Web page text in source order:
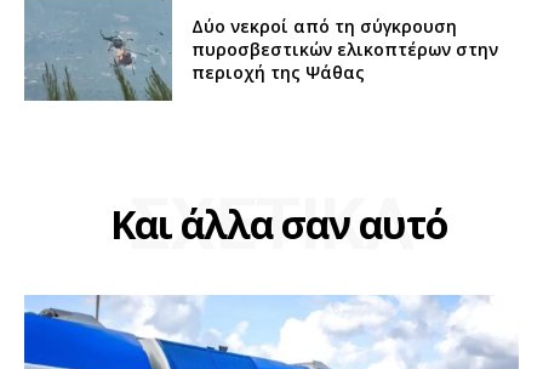
Δύο νεκροί από τη σύγκρουση
πυροσβεστικών ελικοπτέρων στην
περιοχή της Ψάθας
Και άλλα σαν αυτό
ΣΧΕΤΙΚΑ